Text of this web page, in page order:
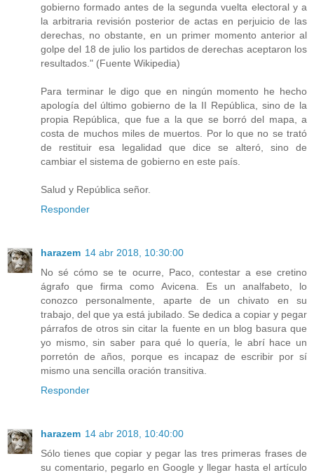
gobierno formado antes de la segunda vuelta electoral y a
la arbitraria revisión posterior de actas en perjuicio de las
derechas, no obstante, en un primer momento anterior al
golpe del 18 de julio los partidos de derechas aceptaron los
resultados." (Fuente Wikipedia)
Para terminar le digo que en ningún momento he hecho
apología del último gobierno de la II República, sino de la
propia República, que fue a la que se borró del mapa, a
costa de muchos miles de muertos. Por lo que no se trató
de restituir esa legalidad que dice se alteró, sino de
cambiar el sistema de gobierno en este país.
Salud y República señor.
Responder
harazem 14 abr 2018, 10:30:00
No sé cómo se te ocurre, Paco, contestar a ese cretino
ágrafo que firma como Avicena. Es un analfabeto, lo
conozco personalmente, aparte de un chivato en su
trabajo, del que ya está jubilado. Se dedica a copiar y pegar
párrafos de otros sin citar la fuente en un blog basura que
yo mismo, sin saber para qué lo quería, le abrí hace un
porretón de años, porque es incapaz de escribir por sí
mismo una sencilla oración transitiva.
Responder
harazem 14 abr 2018, 10:40:00
Sólo tienes que copiar y pegar las tres primeras frases de
su comentario, pegarlo en Google y llegar hasta el artículo